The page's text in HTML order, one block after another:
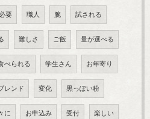
必要 職人 腕 試される
難しさ ご飯 量が選べる
べられる 学生さん お年寄り
レンド 変化 黒っぽい粉
に お申込み 受付 楽しい